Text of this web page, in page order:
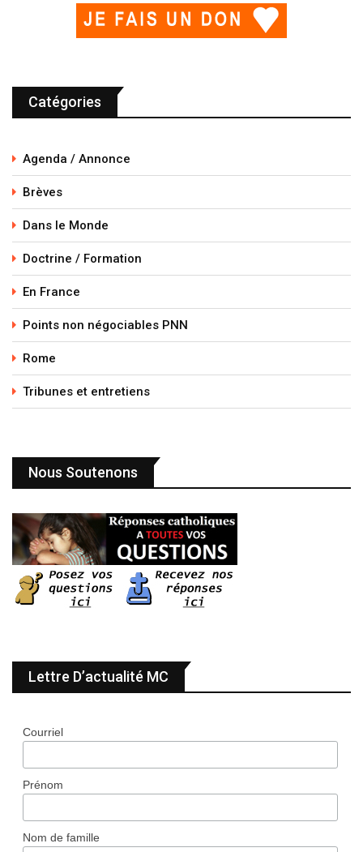
Catégories
Agenda / Annonce
Brèves
Dans le Monde
Doctrine / Formation
En France
Points non négociables PNN
Rome
Tribunes et entretiens
Nous Soutenons
Lettre D’actualité MC
Courriel
Prénom
Nom de famille